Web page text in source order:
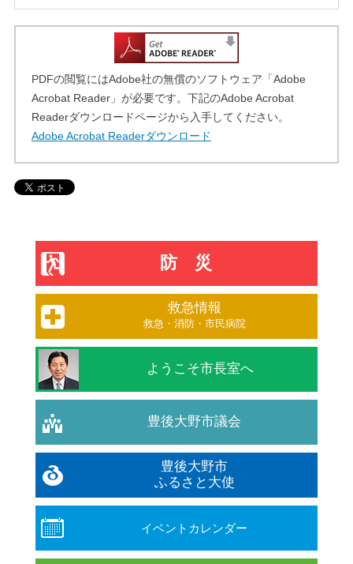
PDFの閲覧にはAdobe社の無償のソフトウェア「Adobe
Acrobat Reader」が必要です。下記のAdobe Acrobat
Readerダウンロードページから入手してください。
Adobe Acrobat Readerダウンロード
防災
救急情報
救急・消防・市民病院
ようこそ市長室へ
豊後大野市議会
豊後大野市
ふるさと大使
イベントカレンダー